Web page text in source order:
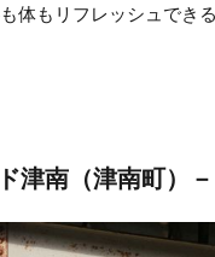
もリフレッシュでき
津南（津南町）－